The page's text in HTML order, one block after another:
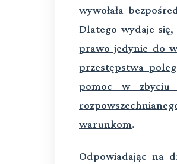
wywołała
Dlatego wydaje
prawo jedynie do
przestępstwa
pomoc w zbyciu
warunkom.
Odpowiadając na